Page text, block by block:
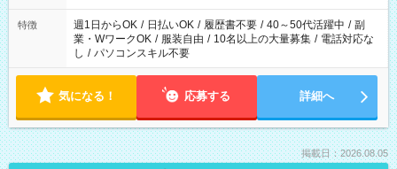
特徴 週1日からOK / 日払いOK / 履歴書不要 / 40～50代活躍中 / 副
業・WワークOK / 服装自由 / 10名以上の大量募集 / 電話対応な
し / パソコンスキル不要
気になる！ 応募する 詳細へ
掲載日：2026.08.05